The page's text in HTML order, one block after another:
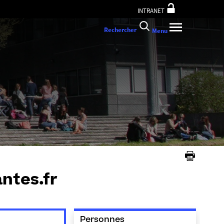
INTRANET
Rechercher Menu
Personnes